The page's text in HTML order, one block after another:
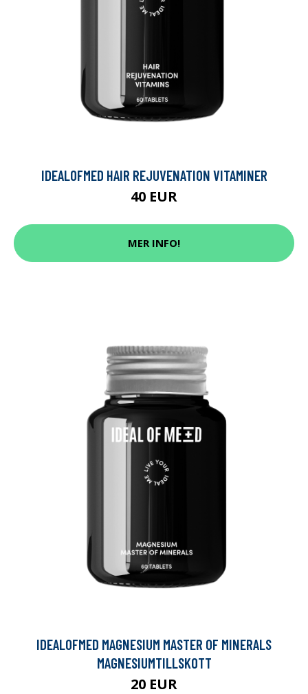
IDEALOFMED HAIR REJUVENATION VITAMINER
40 EUR
MER INFO!
IDEALOFMED MAGNESIUM MASTER OF MINERALS
MAGNESIUMTILLSKOTT
20 EUR